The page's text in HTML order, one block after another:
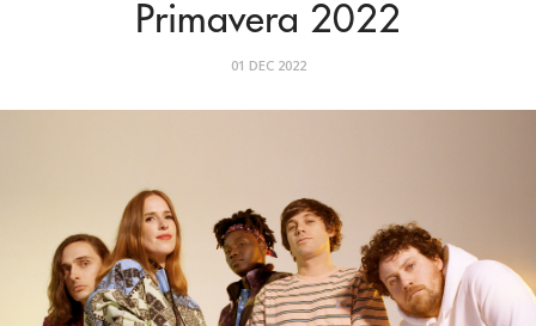
Primavera 2022
01 DEC 2022